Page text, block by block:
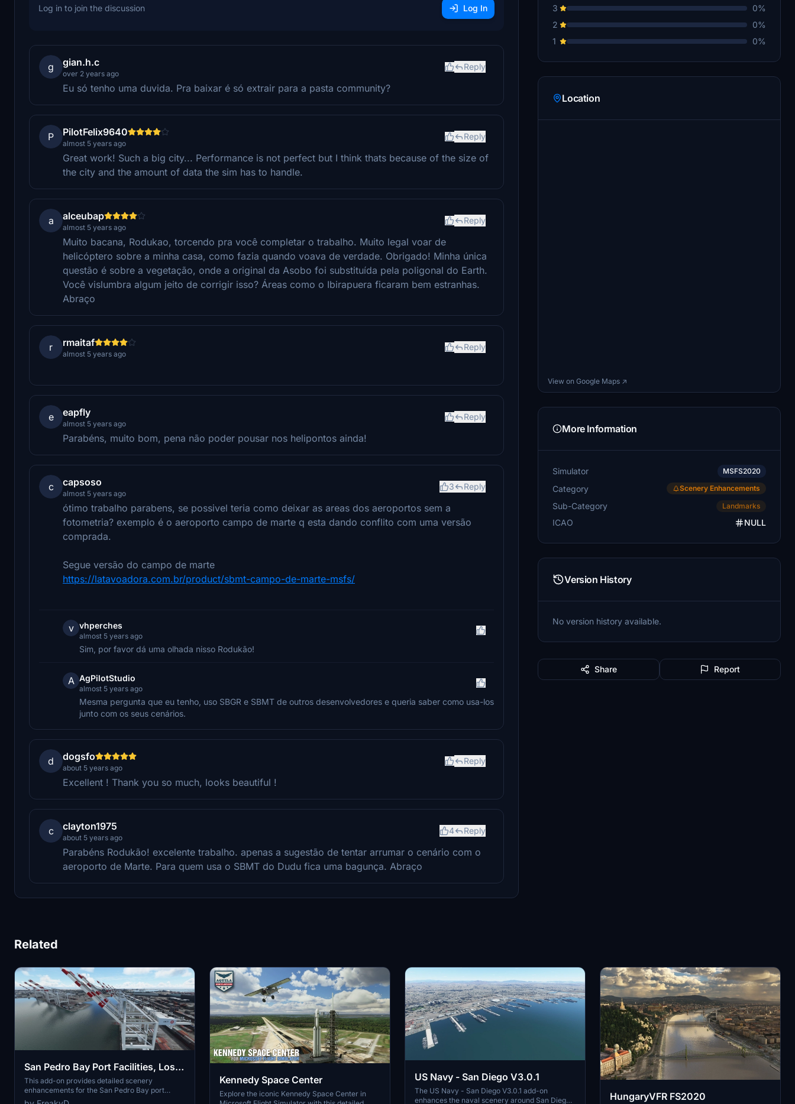
Log in to join the discussion Log In
g gian.h.c
over 2 years ago
Reply
Eu só tenho uma duvida. Pra baixar é só extrair para a pasta community?
P PilotFelix9640
almost 5 years ago
Reply
Great work! Such a big city... Performance is not perfect but I think thats because of the size of
the city and the amount of data the sim has to handle.
a alceubap
almost 5 years ago
Reply
Muito bacana, Rodukao, torcendo pra você completar o trabalho. Muito legal voar de
helicóptero sobre a minha casa, como fazia quando voava de verdade. Obrigado! Minha única
questão é sobre a vegetação, onde a original da Asobo foi substituída pela poligonal do Earth.
Você vislumbra algum jeito de corrigir isso? Áreas como o Ibirapuera ficaram bem estranhas.
Abraço
r rmaitaf
almost 5 years ago
Reply
e eapfly
almost 5 years ago
Reply
Parabéns, muito bom, pena não poder pousar nos helipontos ainda!
c capsoso
almost 5 years ago
3 Reply
ótimo trabalho parabens, se possivel teria como deixar as areas dos aeroportos sem a
fotometria? exemplo é o aeroporto campo de marte q esta dando conflito com uma versão
comprada.
Segue versão do campo de marte
https://latavoadora.com.br/product/sbmt-campo-de-marte-msfs/
v vhperches
almost 5 years ago
Sim, por favor dá uma olhada nisso Rodukão!
A AgPilotStudio
almost 5 years ago
Mesma pergunta que eu tenho, uso SBGR e SBMT de outros desenvolvedores e queria saber como usa-los
junto com os seus cenários.
d dogsfo
about 5 years ago
Reply
Excellent ! Thank you so much, looks beautiful !
c clayton1975
about 5 years ago
4 Reply
Parabéns Rodukão! excelente trabalho. apenas a sugestão de tentar arrumar o cenário com o
aeroporto de Marte. Para quem usa o SBMT do Dudu fica uma bagunça. Abraço
3
0%
2
0%
1
0%
Location
View on Google Maps ↗
More Information
Simulator MSFS2020
Category Scenery Enhancements
Sub-Category Landmarks
ICAO NULL
Version History
No version history available.
Share Report
Related
San Pedro Bay Port Facilities, Los
Angeles & Long Beach CA USA
(V3.0 MSFS2020) / (V1.3
This add-on provides detailed scenery
enhancements for the San Pedro Bay port
facilities in Los Angeles and Long Beach,
Kennedy Space Center
Explore the iconic Kennedy Space Center in
US Navy - San Diego V3.0.1
The US Navy - San Diego V3.0.1 add-on
enhances the naval scenery around San Diego
HungaryVFR FS2020